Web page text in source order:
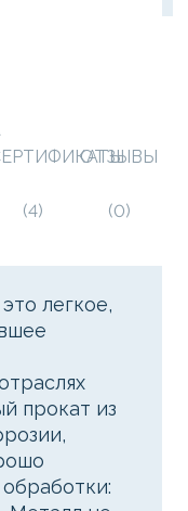
(4)
ОТЗЫВЫ
(0)
легкое,
прокат из